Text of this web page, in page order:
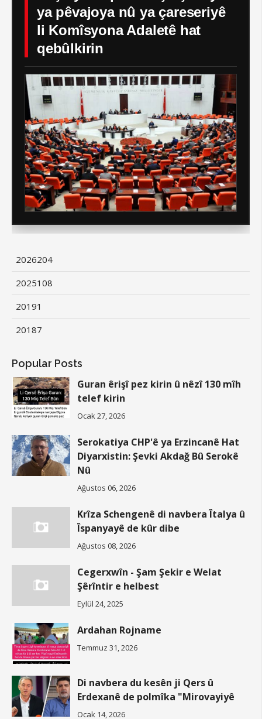
ya pêvajoya nû ya çareseriyê
li Komîsyona Adaletê hat
qebûlkirin
2026204
2025108
20191
20187
Popular Posts
Guran êrişî pez kirin û nêzî 130 mîh
telef kirin
Ocak 27, 2026
Serokatiya CHP'ê ya Erzincanê Hat
Diyarxistin: Şevki Akdağ Bû Serokê
Nû
Ağustos 06, 2026
Krîza Schengenê di navbera Îtalya û
Îspanyayê de kûr dibe
Ağustos 08, 2026
Cegerxwîn - Şam Şekir e Welat
Şêrîntir e helbest
Eylül 24, 2025
Ardahan Rojname
Temmuz 31, 2026
Di navbera du kesên ji Qers û
Erdexanê de polmîka "Mirovayiyê
Ocak 14, 2026